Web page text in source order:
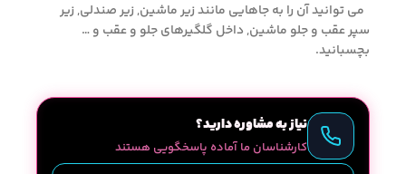
می توانید آن را به جاهایی مانند زیر ماشین, زیر صندلی, زیر
سپر عقب و جلو ماشین, داخل گلگیرهای جلو و عقب و …
بچسبانید.
نیاز به مشاوره دارید؟
کارشناسان ما آماده پاسخگویی هستند